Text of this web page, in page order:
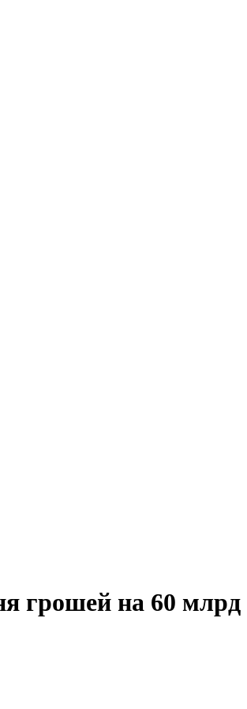
грошей на 60 млрд